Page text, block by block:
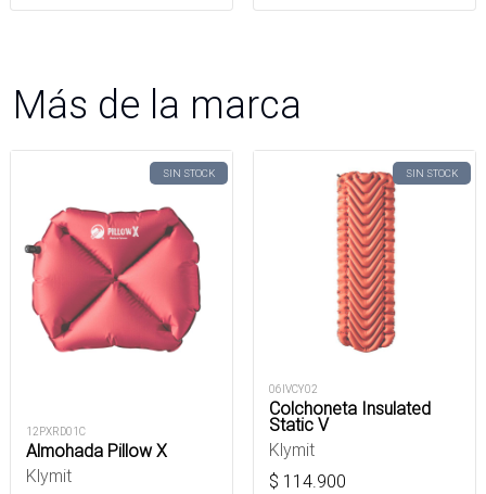
Más de la marca
SIN STOCK
12PXRD01C
Almohada Pillow X
Klymit
SIN STOCK
06IVCY02
Colchoneta Insulated
Static V
Klymit
$ 114.900